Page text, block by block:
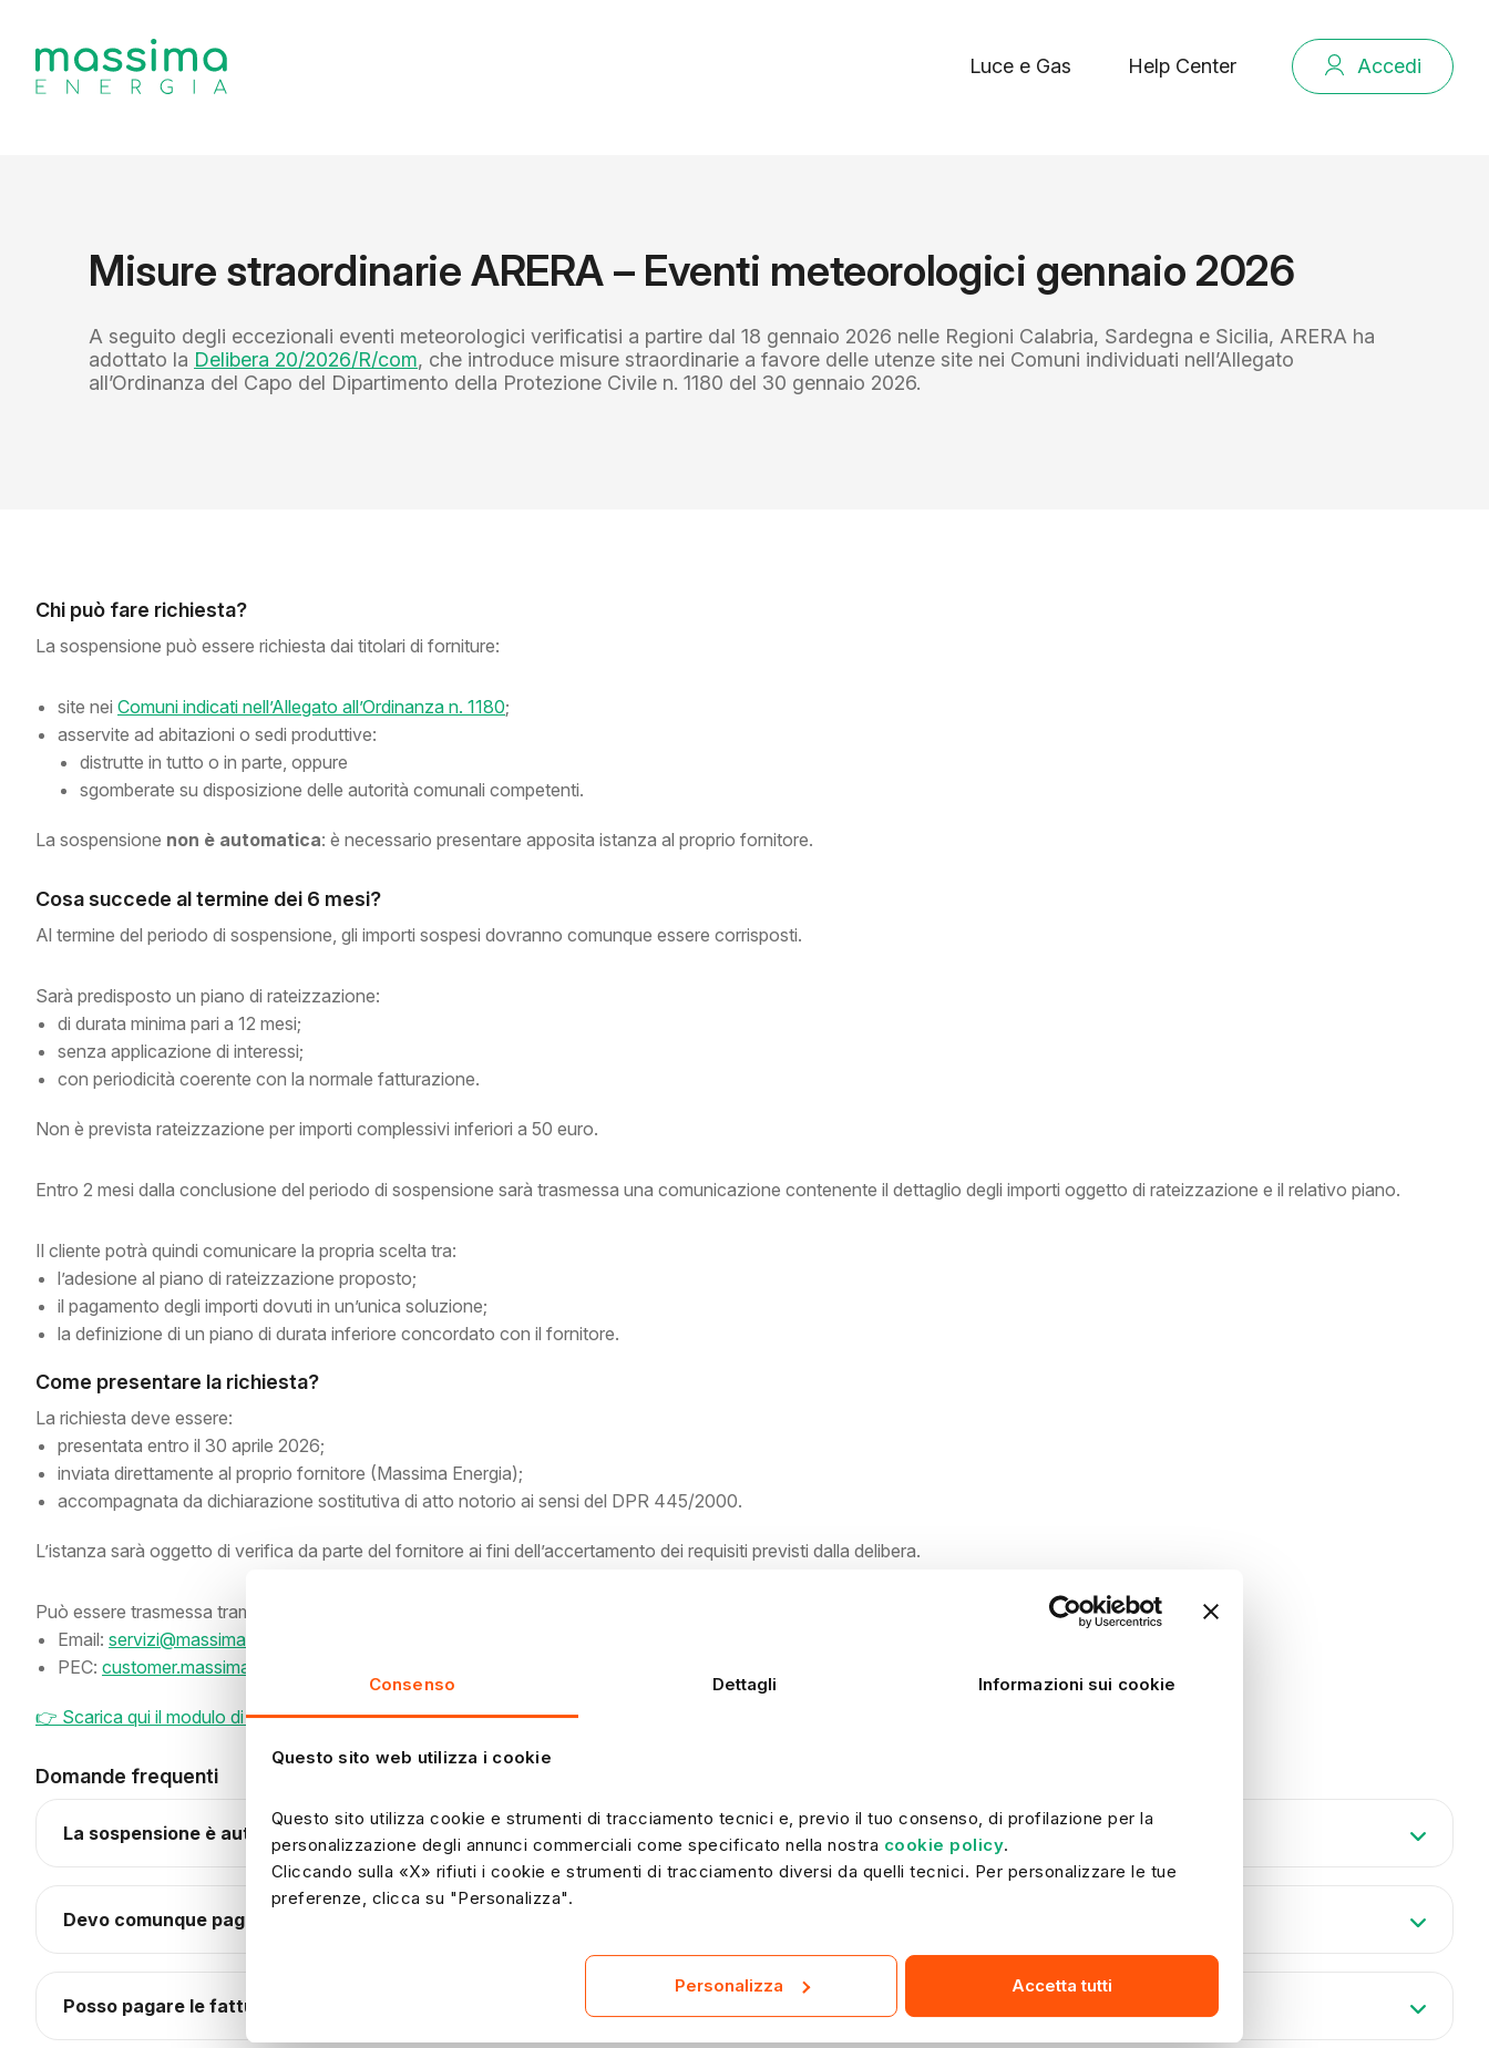
Consenso Dettagli Informazioni sui cookie
Questo sito web utilizza i cookie
Questo sito utilizza cookie e strumenti di tracciamento tecnici e, previo il tuo consenso, di profilazione per la
personalizzazione degli annunci commerciali come specificato nella nostra cookie policy.
Cliccando sulla «X» rifiuti i cookie e strumenti di tracciamento diversi da quelli tecnici. Per personalizzare le tue
preferenze, clicca su "Personalizza".
Personalizza Accetta tutti
Luce e Gas Help Center Accedi
Misure straordinarie ARERA – Eventi meteorologici gennaio 2026
A seguito degli eccezionali eventi meteorologici verificatisi a partire dal 18 gennaio 2026 nelle Regioni Calabria, Sardegna e Sicilia, ARERA ha
adottato la Delibera 20/2026/R/com, che introduce misure straordinarie a favore delle utenze site nei Comuni individuati nell’Allegato
all’Ordinanza del Capo del Dipartimento della Protezione Civile n. 1180 del 30 gennaio 2026.
Chi può fare richiesta?
La sospensione può essere richiesta dai titolari di forniture:
site nei Comuni indicati nell’Allegato all’Ordinanza n. 1180;
asservite ad abitazioni o sedi produttive:
distrutte in tutto o in parte, oppure
sgomberate su disposizione delle autorità comunali competenti.
La sospensione non è automatica: è necessario presentare apposita istanza al proprio fornitore.
Cosa succede al termine dei 6 mesi?
Al termine del periodo di sospensione, gli importi sospesi dovranno comunque essere corrisposti.
Sarà predisposto un piano di rateizzazione:
di durata minima pari a 12 mesi;
senza applicazione di interessi;
con periodicità coerente con la normale fatturazione.
Non è prevista rateizzazione per importi complessivi inferiori a 50 euro.
Entro 2 mesi dalla conclusione del periodo di sospensione sarà trasmessa una comunicazione contenente il dettaglio degli importi oggetto di rateizzazione e il relativo piano.
Il cliente potrà quindi comunicare la propria scelta tra:
l’adesione al piano di rateizzazione proposto;
il pagamento degli importi dovuti in un’unica soluzione;
la definizione di un piano di durata inferiore concordato con il fornitore.
Come presentare la richiesta?
La richiesta deve essere:
presentata entro il 30 aprile 2026;
inviata direttamente al proprio fornitore (Massima Energia);
accompagnata da dichiarazione sostitutiva di atto notorio ai sensi del DPR 445/2000.
L’istanza sarà oggetto di verifica da parte del fornitore ai fini dell’accertamento dei requisiti previsti dalla delibera.
Può essere trasmessa tramite:
Email: servizi@massimaenergia.it
PEC: customer.massimaenergia@legalmail.it
👉 Scarica qui il modulo di richiesta
Domande frequenti
La sospensione è automatica?
Devo comunque pagare le fatture?
Posso pagare le fatture durante il periodo di sospensione?